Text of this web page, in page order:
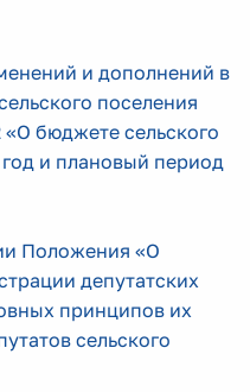
и дополнений в
поселения
бюджете сельского
и плановый период
Положения «О
депутатских
принципов их
сельского